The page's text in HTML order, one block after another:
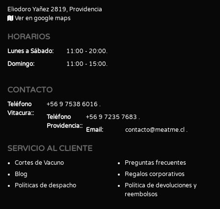
Eliodoro Yañez 2819, Providencia
Ver en google maps
HORARIOS
Lunes a Sábado
11:00 - 20:00
Domingo
11:00 - 15:00
CONTACTO
Teléfono
Vitacura:
+56 9 7538 6016
Teléfono
Providencia:
+56 9 7235 7683
Email
contacto@meatme.cl
SERVICIO AL CLIENTE
Cortes de Vacuno
Blog
Políticas de despacho
Preguntas frecuentes
Regalos corporativos
Política de devoluciones y
reembolsos